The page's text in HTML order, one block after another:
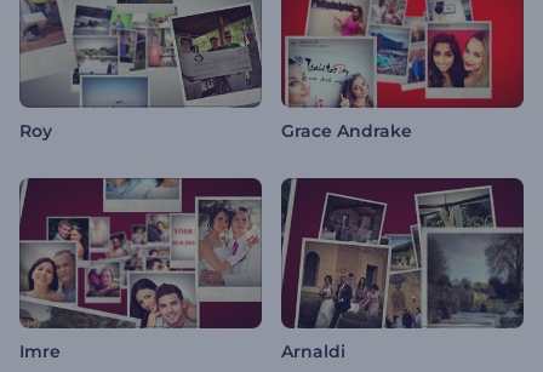
Roy Grace Andrake
Imre Arnaldi